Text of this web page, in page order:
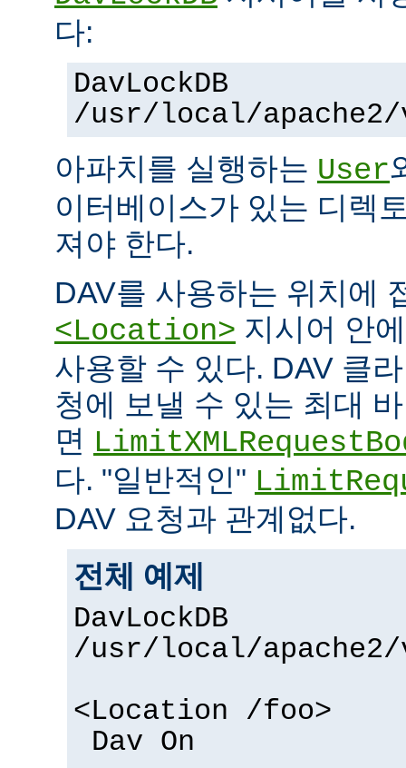
다:
DavLockDB
/usr/local/apache2/
아파치를 실행하는 User
이터베이스가 있는 디렉
져야 한다.
DAV를 사용하는 위치에
<Location> 지시어 안
사용할 수 있다. DAV 클
청에 보낼 수 있는 최대
면
다. "일반적인"
DAV 요청과 관계없다.
전체 예제
DavLockDB
/usr/local/apache2/
<Location /foo>
Dav On